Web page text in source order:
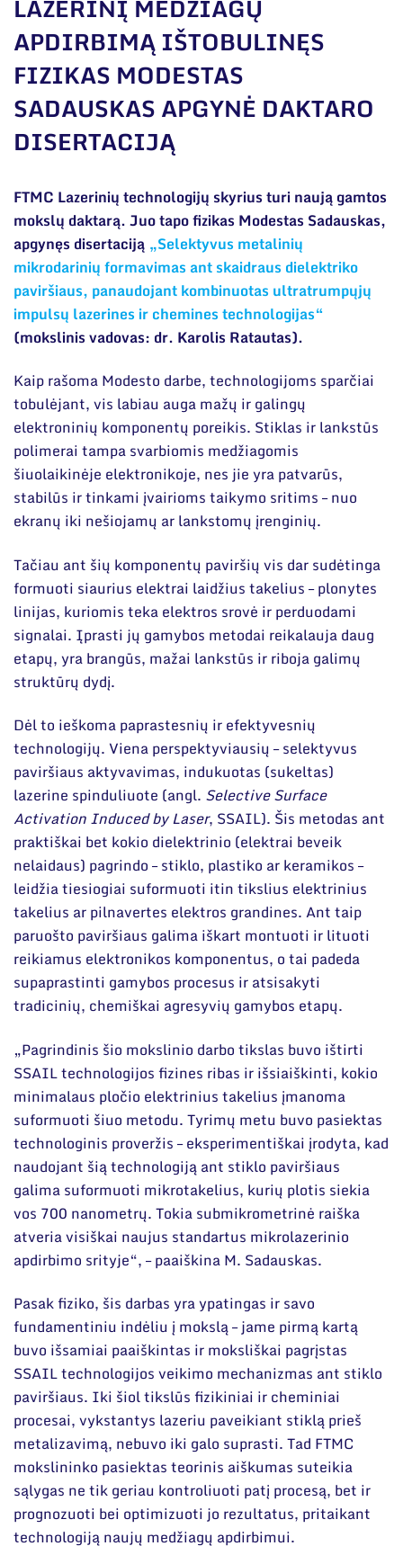
organizacijose bei asociacijose
Bendri rekvizitai
Darbuotojų kontaktai
LAZERINĮ MEDŽIAGŲ
APDIRBIMĄ IŠTOBULINĘS
FIZIKAS MODESTAS
SADAUSKAS APGYNĖ DAKTARO
DISERTACIJĄ
FTMC Lazerinių technologijų skyrius turi naują gamtos
mokslų daktarą. Juo tapo fizikas Modestas Sadauskas,
apgynęs disertaciją „Selektyvus metalinių
mikrodarinių formavimas ant skaidraus dielektriko
paviršiaus, panaudojant kombinuotas ultratrumpųjų
impulsų lazerines ir chemines technologijas“
(mokslinis vadovas: dr. Karolis Ratautas).
Kaip rašoma Modesto darbe, technologijoms sparčiai
tobulėjant, vis labiau auga mažų ir galingų
elektroninių komponentų poreikis. Stiklas ir lankstūs
polimerai tampa svarbiomis medžiagomis
šiuolaikinėje elektronikoje, nes jie yra patvarūs,
stabilūs ir tinkami įvairioms taikymo sritims – nuo
ekranų iki nešiojamų ar lankstomų įrenginių.
Tačiau ant šių komponentų paviršių vis dar sudėtinga
formuoti siaurius elektrai laidžius takelius – plonytes
linijas, kuriomis teka elektros srovė ir perduodami
signalai. Įprasti jų gamybos metodai reikalauja daug
etapų, yra brangūs, mažai lankstūs ir riboja galimų
struktūrų dydį.
Dėl to ieškoma paprastesnių ir efektyvesnių
technologijų. Viena perspektyviausių – selektyvus
paviršiaus aktyvavimas, indukuotas (sukeltas)
lazerine spinduliuote (angl. Selective Surface
Activation Induced by Laser, SSAIL). Šis metodas ant
praktiškai bet kokio dielektrinio (elektrai beveik
nelaidaus) pagrindo – stiklo, plastiko ar keramikos –
leidžia tiesiogiai suformuoti itin tikslius elektrinius
takelius ar pilnavertes elektros grandines. Ant taip
paruošto paviršiaus galima iškart montuoti ir lituoti
reikiamus elektronikos komponentus, o tai padeda
supaprastinti gamybos procesus ir atsisakyti
tradicinių, chemiškai agresyvių gamybos etapų.
„Pagrindinis šio mokslinio darbo tikslas buvo ištirti
SSAIL technologijos fizines ribas ir išsiaiškinti, kokio
minimalaus pločio elektrinius takelius įmanoma
suformuoti šiuo metodu. Tyrimų metu buvo pasiektas
technologinis proveržis – eksperimentiškai įrodyta, kad
naudojant šią technologiją ant stiklo paviršiaus
galima suformuoti mikrotakelius, kurių plotis siekia
vos 700 nanometrų. Tokia submikrometrinė raiška
atveria visiškai naujus standartus mikrolazerinio
apdirbimo srityje“, – paaiškina M. Sadauskas.
Pasak fiziko, šis darbas yra ypatingas ir savo
fundamentiniu indėliu į mokslą – jame pirmą kartą
buvo išsamiai paaiškintas ir moksliškai pagrįstas
SSAIL technologijos veikimo mechanizmas ant stiklo
paviršiaus. Iki šiol tikslūs fizikiniai ir cheminiai
procesai, vykstantys lazeriu paveikiant stiklą prieš
metalizavimą, nebuvo iki galo suprasti. Tad FTMC
mokslininko pasiektas teorinis aiškumas suteikia
sąlygas ne tik geriau kontroliuoti patį procesą, bet ir
prognozuoti bei optimizuoti jo rezultatus, pritaikant
technologiją naujų medžiagų apdirbimui.